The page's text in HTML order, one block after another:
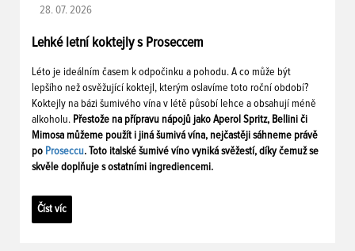
28. 07. 2026
Lehké letní koktejly s Proseccem
Léto je ideálním časem k odpočinku a pohodu. A co může být
lepšího než osvěžující koktejl, kterým oslavíme toto roční období?
Koktejly na bázi šumivého vína v létě působí lehce a obsahují méně
alkoholu. Přestože na přípravu nápojů jako Aperol Spritz, Bellini či
Mimosa můžeme použít i jiná šumivá vína, nejčastěji sáhneme právě
po Proseccu. Toto italské šumivé víno vyniká svěžestí, díky čemuž se
skvěle doplňuje s ostatními ingrediencemi.
Číst víc